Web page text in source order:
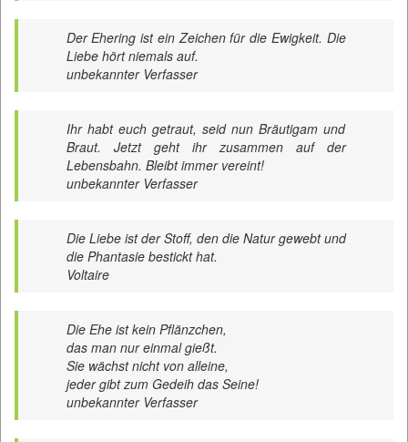
Der Ehering ist ein Zeichen für die Ewigkeit. Die
Liebe hört niemals auf.
unbekannter Verfasser
Ihr habt euch getraut, seid nun Bräutigam und
Braut. Jetzt geht ihr zusammen auf der
Lebensbahn. Bleibt immer vereint!
unbekannter Verfasser
Die Liebe ist der Stoff, den die Natur gewebt und
die Phantasie bestickt hat.
Voltaire
Die Ehe ist kein Pflänzchen,
das man nur einmal gießt.
Sie wächst nicht von alleine,
jeder gibt zum Gedeih das Seine!
unbekannter Verfasser